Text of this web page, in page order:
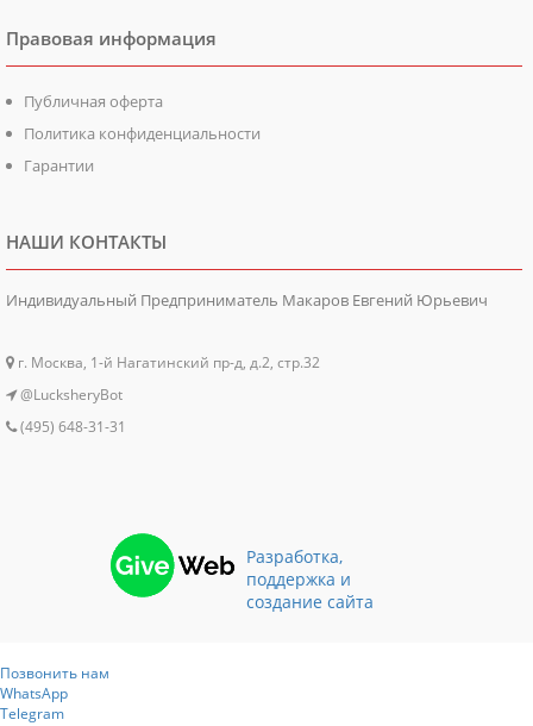
Правовая информация
Публичная оферта
Политика конфиденциальности
Гарантии
НАШИ КОНТАКТЫ
Индивидуальный Предприниматель Макаров Евгений Юрьевич
г. Москва, 1-й Нагатинский пр-д, д.2, стр.32
@LucksheryBot
(495) 648-31-31
Разработка,
поддержка и
создание сайта
Позвонить нам
WhatsApp
Telegram